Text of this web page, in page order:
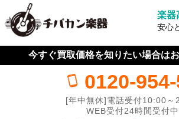
楽器
安心
今すぐ買取価格を知りたい場合は
0120-
[年中無休]電話受付10:00～
WEB受付24時間受付中